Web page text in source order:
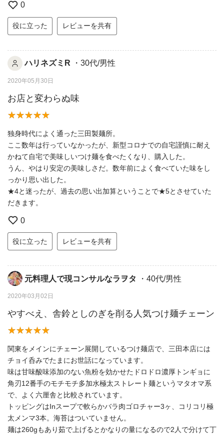
0
役に立った レビューを共有
ハリネズミR ・30代/男性
2020年05月30日
お店と変わらぬ味
独身時代によく通った三田製麺所。
ここ数年は行っていなかったが、新型コロナでの自宅謹慎に耐え
かねて自宅で美味しいつけ麺を食べたくなり、購入した。
うん、やはり安定の美味しさだ。数年前によく食べていた味をし
っかり思い出した。
★4と迷ったが、過去の思い出加算ということで★5とさせていた
だきます。
0
役に立った レビューを共有
元料理人で現コンサルなラヲタ ・40代/男性
2020年03月02日
やすべえ、舎鈴としのぎを削る人気つけ麺チェーン
関東をメインにチェーン展開しているつけ麺店で、三田本店には
チョイ呑みでたまにお世話になっています。
味は甘味酸味添加のない魚粉を効かせたドロドロ濃厚トンギョに
角刃12番手のモチモチ多加水極太ストレート麺というマタオマ系
で、よく六厘舎と比較されています。
トッピングはInスープで軟らかバラ肉ゴロチャー3ヶ、コリコリ極
太メンマ3本。海苔はついていません。
麺は260gもあり茹で上げるとかなりの量になるので2人で分けて丁